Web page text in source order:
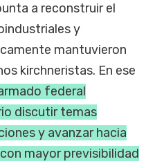
a reconstruir el
y
mantuvieron
kirchneristas. En ese
federal
discutir temas
y avanzar hacia
mayor previsibilidad